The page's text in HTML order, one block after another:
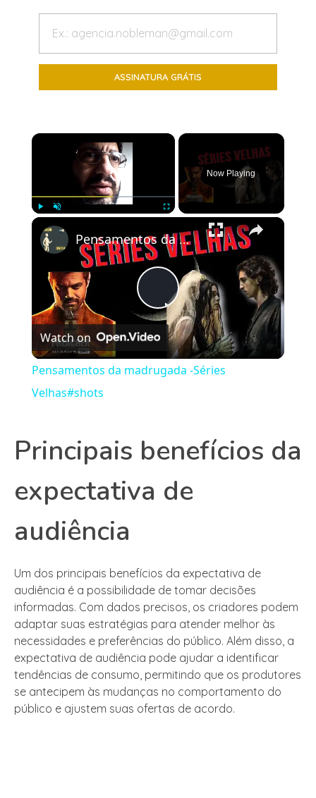
×
Now Playing
×
Play
Video
Pensamentos da madrugada -Séries Velhas#shots
Watch on
Pensamentos da madrugada -Séries
Velhas#shots
Principais benefícios da
expectativa de
audiência
Um dos principais benefícios da expectativa de
audiência é a possibilidade de tomar decisões
informadas. Com dados precisos, os criadores podem
adaptar suas estratégias para atender melhor às
necessidades e preferências do público. Além disso, a
expectativa de audiência pode ajudar a identificar
tendências de consumo, permitindo que os produtores
se antecipem às mudanças no comportamento do
público e ajustem suas ofertas de acordo.